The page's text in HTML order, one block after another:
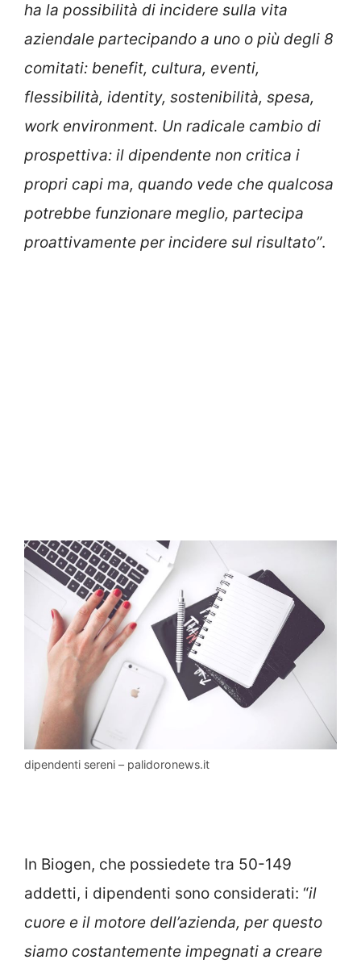
ha la possibilità di incidere sulla vita
aziendale partecipando a uno o più degli 8
comitati: benefit, cultura, eventi,
flessibilità, identity, sostenibilità, spesa,
work environment. Un radicale cambio di
prospettiva: il dipendente non critica i
propri capi ma, quando vede che qualcosa
potrebbe funzionare meglio, partecipa
proattivamente per incidere sul risultato”.
dipendenti sereni – palidoronews.it
In Biogen, che possiedete tra 50-149
addetti, i dipendenti sono considerati: “il
cuore e il motore dell’azienda, per questo
siamo costantemente impegnati a creare